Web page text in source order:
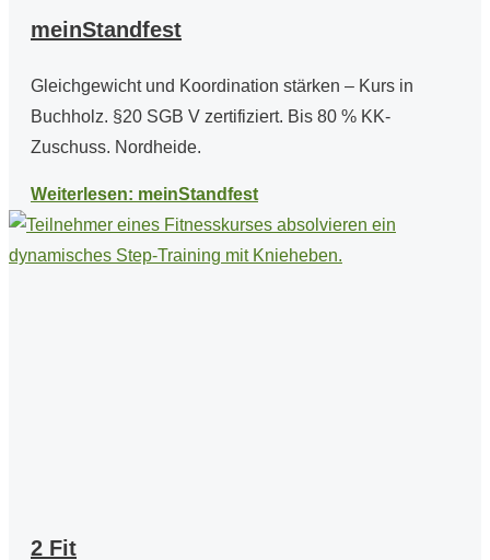
meinStandfest
Gleichgewicht und Koordination stärken – Kurs in
Buchholz. §20 SGB V zertifiziert. Bis 80 % KK-
Zuschuss. Nordheide.
Weiterlesen: meinStandfest
2 Fit